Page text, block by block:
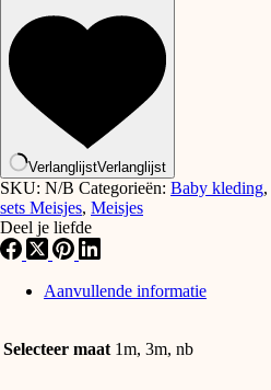
suit
aantal
VerlanglijstVerlanglijst
SKU: N/B Categorieën: Baby kleding,
sets Meisjes, Meisjes
Deel je liefde
Aanvullende informatie
Selecteer maat 1m, 3m, nb